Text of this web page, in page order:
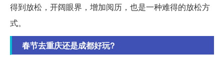
得到放松，开阔眼界，增加阅历，也是一种难得的放松方
式。
春节去重庆还是成都好玩?